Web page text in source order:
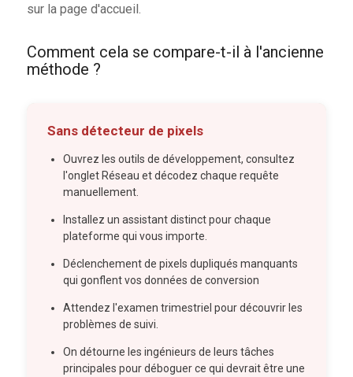
sur la page d'accueil.
Comment cela se compare-t-il à l'ancienne
méthode ?
Sans détecteur de pixels
Ouvrez les outils de développement, consultez
l'onglet Réseau et décodez chaque requête
manuellement.
Installez un assistant distinct pour chaque
plateforme qui vous importe.
Déclenchement de pixels dupliqués manquants
qui gonflent vos données de conversion
Attendez l'examen trimestriel pour découvrir les
problèmes de suivi.
On détourne les ingénieurs de leurs tâches
principales pour déboguer ce qui devrait être une